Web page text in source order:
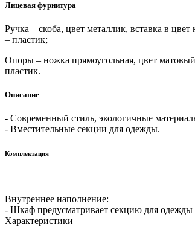
Лицевая фурнитура
Ручка – скоба, цвет металлик, вставка в
– пластик;
Опоры – ножка прямоугольная, цвет
пластик.
Описание
- Современный стиль, экологичные
- Вместительные секции для одежды.
Комплектация
Внутреннее наполнение:
- Шкаф предусматривает секцию для
Характеристики